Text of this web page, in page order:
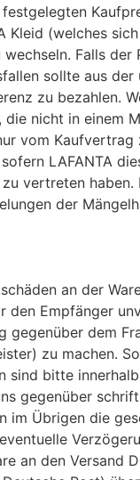
Kleid (welches
Falls der
sollte aus der
zu bezahlen.
nicht in einem
vom
LAFANTA
vertreten haben.
der
an der
den Empfänger
gegenüber dem
zu machen.
sind bitte
gegenüber
im Übrigen die
an den Versand